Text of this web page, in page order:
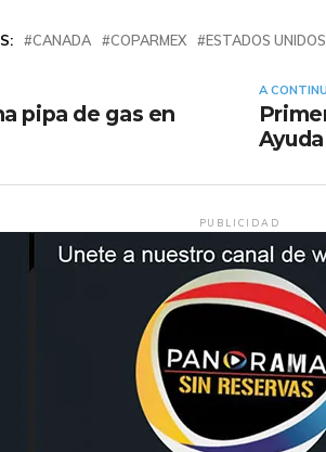
CANADA COPARMEX ESTADOS UNIDOS
A
pipa de gas en
PUBLICIDAD